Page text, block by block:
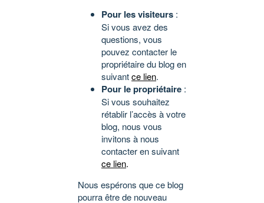
Pour les visiteurs :
Si vous avez des
questions, vous
pouvez contacter le
propriétaire du blog en
suivantce lien.
Pour le propriétaire :
Si vous souhaitez
rétablir l’accès à votre
blog, nous vous
invitons à nous
contacter en suivant
ce lien.
Nous espérons que ce blog
pourra être de nouveau